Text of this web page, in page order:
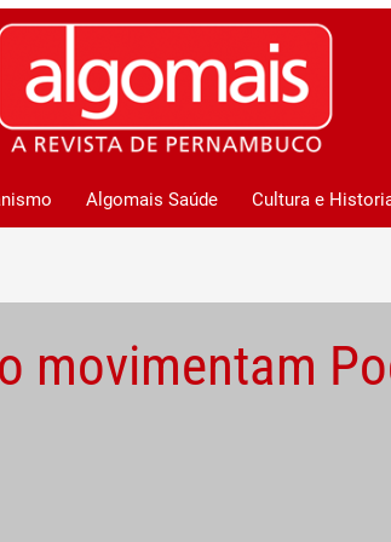
Algomais Saúde Cultura e
movimentam